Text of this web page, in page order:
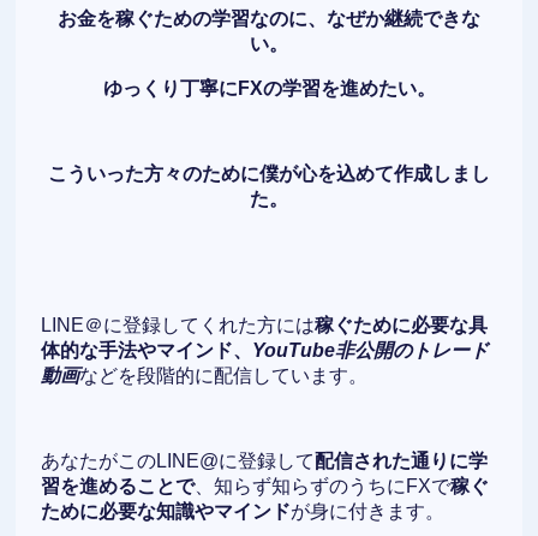
お金を稼ぐための学習なのに、なぜか継続できな
い。
ゆっくり丁寧にFXの学習を進めたい。
こういった方々のために僕が心を込めて作成しまし
た。
LINE＠に登録してくれた方には稼ぐために必要な具
体的な手法やマインド、 YouTube非公開のトレード
動画などを段階的に配信しています。
あなたがこのLINE@に登録して配信された通りに学
習を進めることで、知らず知らずのうちにFXで稼ぐ
ために必要な知識やマインドが身に付きます。